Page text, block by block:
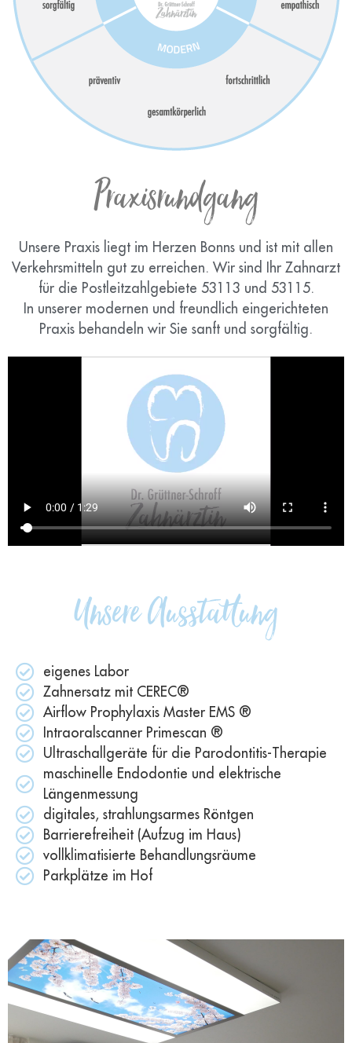
Praxisrundgang
Unsere Praxis liegt im Herzen Bonns und ist mit allen
Verkehrsmitteln gut zu erreichen. Wir sind Ihr Zahnarzt
für die Postleitzahlgebiete 53113 und 53115.
In unserer modernen und freundlich eingerichteten
Praxis behandeln wir Sie sanft und sorgfältig.
Unsere Ausstattung
eigenes Labor
Zahnersatz mit CEREC®​
Airflow Prophylaxis Master EMS ®
Intraoralscanner Primescan ®
Ultraschallgeräte für die Parodontitis-Therapie​
maschinelle Endodontie und elektrische
Längenmessung​
digitales, strahlungsarmes Röntgen​
Barrierefreiheit (Aufzug im Haus)​
vollklimatisierte Behandlungsräume​
Parkplätze im Hof